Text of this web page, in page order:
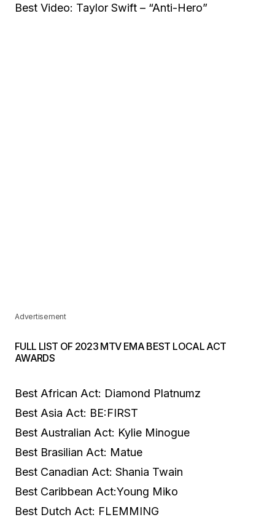
Best Video: Taylor Swift – “Anti-Hero”
Advertisement
FULL LIST OF 2023 MTV EMA BEST LOCAL ACT
AWARDS
Best African Act: Diamond Platnumz
Best Asia Act: BE:FIRST
Best Australian Act: Kylie Minogue
Best Brasilian Act: Matue
Best Canadian Act: Shania Twain
Best Caribbean Act:Young Miko
Best Dutch Act: FLEMMING